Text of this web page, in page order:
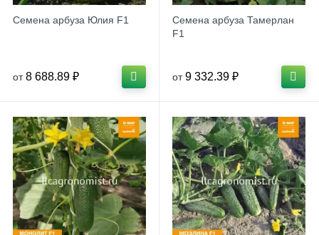
Семена арбуза Юлия F1
от 8 688.89 ₽
Семена арбуза Тамерлан
F1
от 9 332.39 ₽